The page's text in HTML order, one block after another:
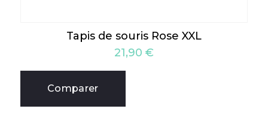
Tapis de souris Rose XXL
21,90 €
Comparer